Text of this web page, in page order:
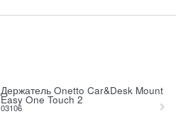
Держатель Onetto Car&Desk Mount
Easy One Touch 2
03106